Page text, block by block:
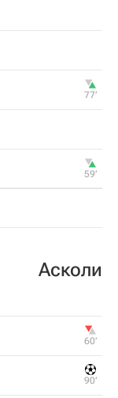
77‎’‎
59‎’‎
Асколи
60‎’‎
90‎’‎